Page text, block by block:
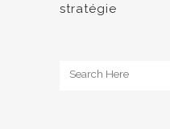
stratégie